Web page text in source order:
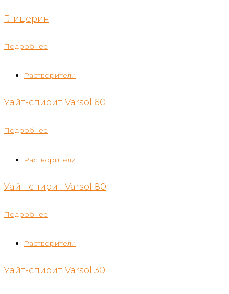
Глицерин
Подробнее
Растворители
Уайт-спирит Varsol 60
Подробнее
Растворители
Уайт-спирит Varsol 80
Подробнее
Растворители
Уайт-спирит Varsol 30